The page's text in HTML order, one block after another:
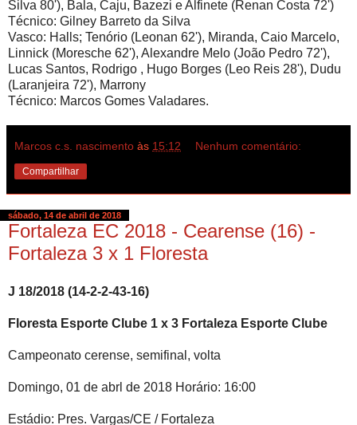
Silva 80'), Bala, Caju, Bazezi e Alfinete (Renan Costa 72')
Técnico: Gilney Barreto da Silva
Vasco: Halls; Tenório (Leonan 62'), Miranda, Caio Marcelo,
Linnick (Moresche 62'), Alexandre Melo (João Pedro 72'),
Lucas Santos, Rodrigo , Hugo Borges (Leo Reis 28'), Dudu
(Laranjeira 72'), Marrony
Técnico: Marcos Gomes Valadares.
Marcos c.s. nascimento às 15:12 Nenhum comentário:
Compartilhar
sábado, 14 de abril de 2018
Fortaleza EC 2018 - Cearense (16) -
Fortaleza 3 x 1 Floresta
J 18/2018 (14-2-2-43-16)
Floresta Esporte Clube 1 x 3 Fortaleza Esporte Clube
Campeonato cerense, semifinal, volta
Domingo, 01 de abrl de 2018 Horário: 16:00
Estádio: Pres. Vargas/CE / Fortaleza